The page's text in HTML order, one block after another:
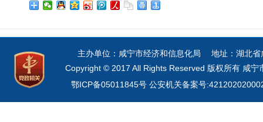
主办单位：咸宁市经济和信息化局 地址：湖北
Copyright © 2017 All Rights Reserved 版权所有 咸
鄂ICP备05011845号 公安机关备案号